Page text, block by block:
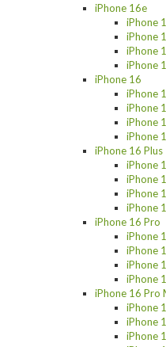
iPhone 16e
iPhone
iPhone
iPhone
iPhone
iPhone 16
iPhone
iPhone
iPhone
iPhone
iPhone 16 Plus
iPhone
iPhone
iPhone
iPhone
iPhone 16 Pro
iPhone
iPhone
iPhone
iPhone
iPhone 16 Pro
iPhone
iPhone
iPhone